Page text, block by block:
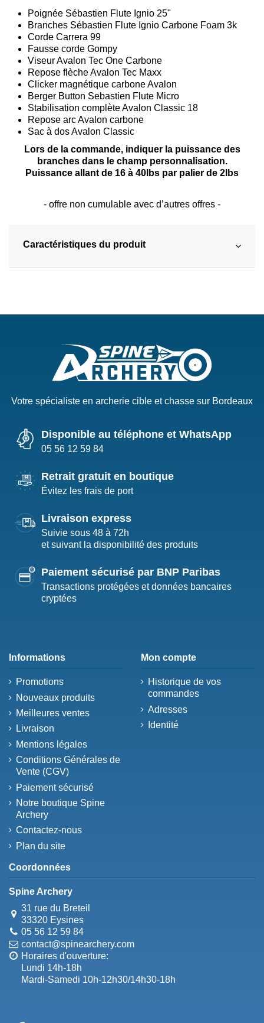
Poignée Sébastien Flute Ignio 25"
Branches Sébastien Flute Ignio Carbone Foam 3k
Corde Carrera 99
Fausse corde Gompy
Viseur Avalon Tec One Carbone
Repose flèche Avalon Tec Maxx
Clicker magnétique carbone Avalon
Berger Button Sebastien Flute Micro
Stabilisation complète Avalon Classic 18
Repose arc Avalon carbone
Sac à dos Avalon Classic
Lors de la commande, indiquer la puissance des
branches dans le champ personnalisation.
Puissance allant de 16 à 40lbs par palier de 2lbs
- offre non cumulable avec d’autres offres -
Caractéristiques du produit
Votre spécialiste en archerie cible et chasse sur Bordeaux
Disponible au téléphone et WhatsApp
05 56 12 59 84
Retrait gratuit en boutique
Évitez les frais de port
Livraison express
Suivie sous 48 à 72h
et suivant la disponibilité des produits
Paiement sécurisé par BNP Paribas
Transactions protégées et données bancaires
cryptées
Informations
Promotions
Nouveaux produits
Meilleures ventes
Livraison
Mentions légales
Conditions Générales de
Vente (CGV)
Paiement sécurisé
Notre boutique Spine
Archery
Contactez-nous
Plan du site
Mon compte
Historique de vos
commandes
Adresses
Identité
Coordonnées
Spine Archery
31 rue du Breteil
33320 Eysines
05 56 12 59 84
contact@spinearchery.com
Horaires d'ouverture:
Lundi 14h-18h
Mardi-Samedi 10h-12h30/14h30-18h